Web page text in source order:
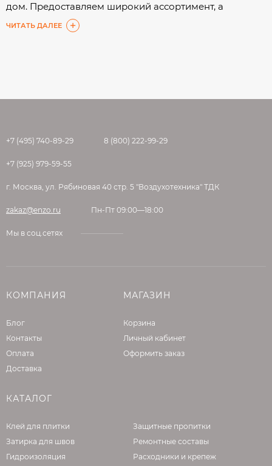
дом. Предоставляем широкий ассортимент, а
подробные характеристики помогут Вам сделать
выбор с минимальными затратами времени.
ЧИТАТЬ ДАЛЕЕ
+7 (495) 740-89-29 8 (800) 222-99-29
+7 (925) 979-59-55
г. Москва, ул. Рябиновая 40 стр. 5 "Воздухотехника" ТДК
zakaz@enzo.ru Пн-Пт 09:00—18:00
Мы в соц.сетях
КОМПАНИЯ
Блог
Контакты
Оплата
Доставка
МАГАЗИН
Корзина
Личный кабинет
Оформить заказ
КАТАЛОГ
Клей для плитки
Затирка для швов
Гидроизоляция
Защитные пропитки
Ремонтные составы
Расходники и крепеж